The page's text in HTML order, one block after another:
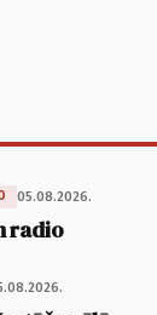
05.08.2026.
radio